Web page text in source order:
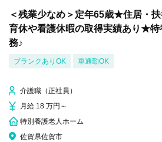
＜残業少なめ＞定年65歳★住居・
育休や看護休暇の取得実績あり★特
務♪
ブランクありOK 車通勤OK
介護職（正社員）
月給 18 万円～
特別養護老人ホーム
佐賀県佐賀市